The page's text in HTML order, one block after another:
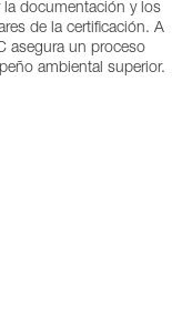
la documentación y los
de la certificación. A
asegura un proceso
ambiental superior.